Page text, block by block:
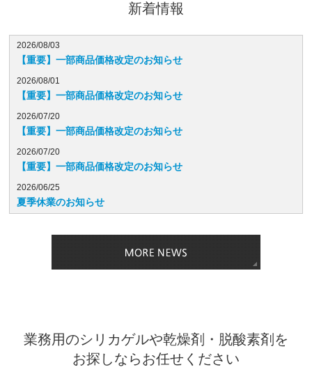
新着情報
2026/08/03
【重要】一部商品価格改定のお知らせ
2026/08/01
【重要】一部商品価格改定のお知らせ
2026/07/20
【重要】一部商品価格改定のお知らせ
2026/07/20
【重要】一部商品価格改定のお知らせ
2026/06/25
夏季休業のお知らせ
業務用のシリカゲルや乾燥剤・脱酸素剤を
お探しならお任せください